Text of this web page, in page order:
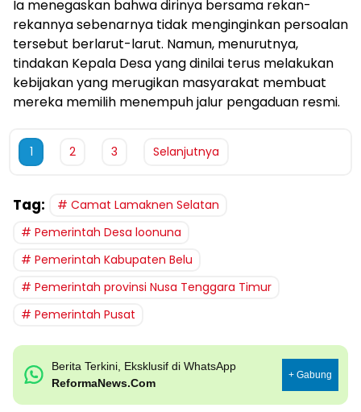
Ia menegaskan bahwa dirinya bersama rekan-
rekannya sebenarnya tidak menginginkan persoalan
tersebut berlarut-larut. Namun, menurutnya,
tindakan Kepala Desa yang dinilai terus melakukan
kebijakan yang merugikan masyarakat membuat
mereka memilih menempuh jalur pengaduan resmi.
1 2 3 Selanjutnya
Tag:
Camat Lamaknen Selatan
Pemerintah Desa loonuna
Pemerintah Kabupaten Belu
Pemerintah provinsi Nusa Tenggara Timur
Pemerintah Pusat
Berita Terkini, Eksklusif di WhatsApp
ReformaNews.Com
+ Gabung